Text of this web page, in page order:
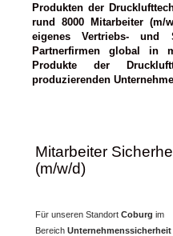
Produkten der
rund 8000 Mitarbeiter
eigenes Vertriebs- und
Partnerfirmen global in
Produkte der
produzierenden
Mitarbeiter
(m/w/d)
Für unseren Standort Coburg im
Bereich Unternehmenssicherheit